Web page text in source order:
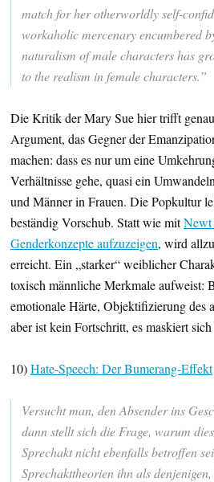
match for her otherworldly self-
workaholic mercenary encumbered
naturalism of male characters has
to the realism in female characters.”
Die Kritik der Mary Sue hier trifft
Argument, das Gegner der
machen: dass es nur um eine
Verhältnisse gehe, quasi ein
und Männer in Frauen. Die Popkultur
beständig Vorschub. Statt wie mitNewt
Genderkonzepte aufzuzeigen, wird
erreicht. Ein „starker“ weiblicher
toxisch männliche Merkmale aufweist:
emotionale Härte, Objektifizierung des
aber ist kein Fortschritt, es maskiert
10)Hate-Speech: Der Bumerang-Effekt
Versucht man, den Absender ins
dann stellt sich die Frage, warum
Sprechakt nicht eben­falls betroffen
Sprech­akt­theo­rien ihn als